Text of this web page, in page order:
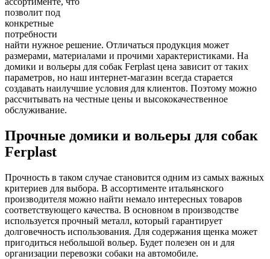
позволит под
конкретные
потребности
найти нужное решение. Отличаться продукция может
размерами, материалами и прочими характеристиками. На
домики и вольеры для собак Ferplast цена зависит от таких
параметров, но наш интернет-магазин всегда старается
создавать наилучшие условия для клиентов. Поэтому можно
рассчитывать на честные цены и высококачественное
обслуживание.
Прочные домики и вольеры для собак
Ferplast
Прочность в таком случае становится одним из самых важных
критериев для выбора. В ассортименте итальянского
производителя можно найти немало интересных товаров
соответствующего качества. В основном в производстве
используется прочный металл, который гарантирует
долговечность использования. Для содержания щенка может
пригодиться небольшой вольер. Будет полезен он и для
организации перевозки собаки на автомобиле.